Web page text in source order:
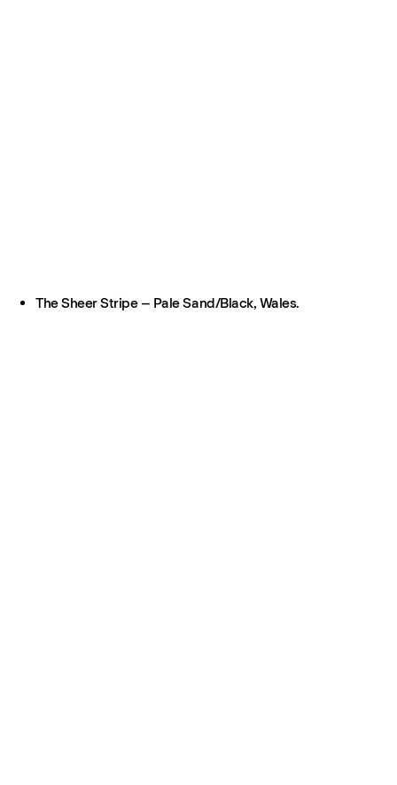
The Sheer Stripe – Pale Sand/Black, Wales.